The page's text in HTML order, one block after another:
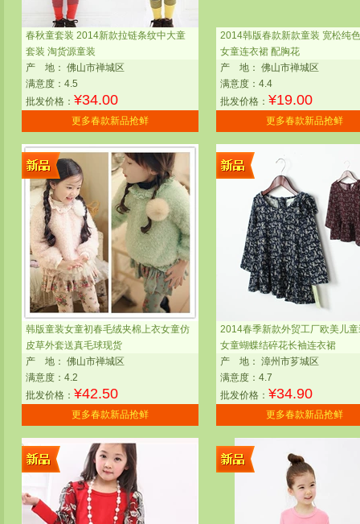
春秋童套装 2014新款拉链条纹中大童
套装 淘货源童装
产
地： 佛山市禅城区
满意度：4.5
批发价格： ¥34.00
更多春款新品抢鲜
2014韩版春款新款童装 宽松纯
女童连衣裙 配胸花
产
地： 佛山市禅城区
满意度：4.4
批发价格： ¥19.00
更多春款新品抢鲜
韩版童装女童初春毛绒夹棉上衣女童仿
皮草外套送真毛球现货
产
地： 佛山市禅城区
满意度：4.2
批发价格： ¥42.50
更多春款新品抢鲜
2014春季新款外贸工厂欧美儿
女童蝴蝶结碎花长袖连衣裙
产
地： 漳州市芗城区
满意度：4.7
批发价格： ¥34.90
更多春款新品抢鲜